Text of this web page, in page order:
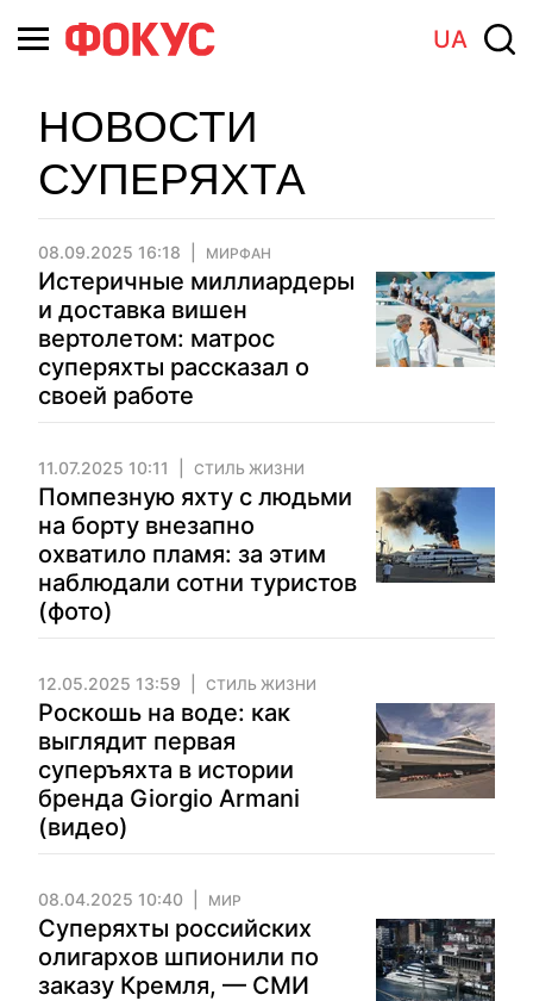
UA
НОВОСТИ
СУПЕРЯХТА
08.09.2025 16:18 МИРФАН
Истеричные миллиардеры
и доставка вишен
вертолетом: матрос
суперяхты рассказал о
своей работе
11.07.2025 10:11 СТИЛЬ ЖИЗНИ
Помпезную яхту с людьми
на борту внезапно
охватило пламя: за этим
наблюдали сотни туристов
(фото)
12.05.2025 13:59 СТИЛЬ ЖИЗНИ
Роскошь на воде: как
выглядит первая
суперъяхта в истории
бренда Giorgio Armani
(видео)
08.04.2025 10:40 МИР
Суперяхты российских
олигархов шпионили по
заказу Кремля, — СМИ